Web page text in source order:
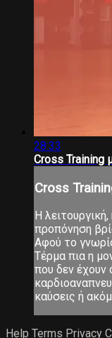
28:33
Cross Training
Cross
Η
προπόνηση
Αφού το
Τέρμα πια η
που δεν έχουν
καύσεις ή
Help Terms Privacy